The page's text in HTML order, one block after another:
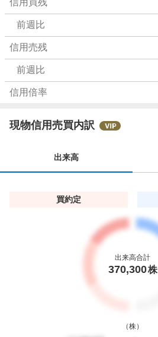
3
、
強
く
り
た
い
0
前週比
信用売残
前週比
信用倍率
現物信用売買内訳
出来高
買約定
出来高合計
370,300株
（株）